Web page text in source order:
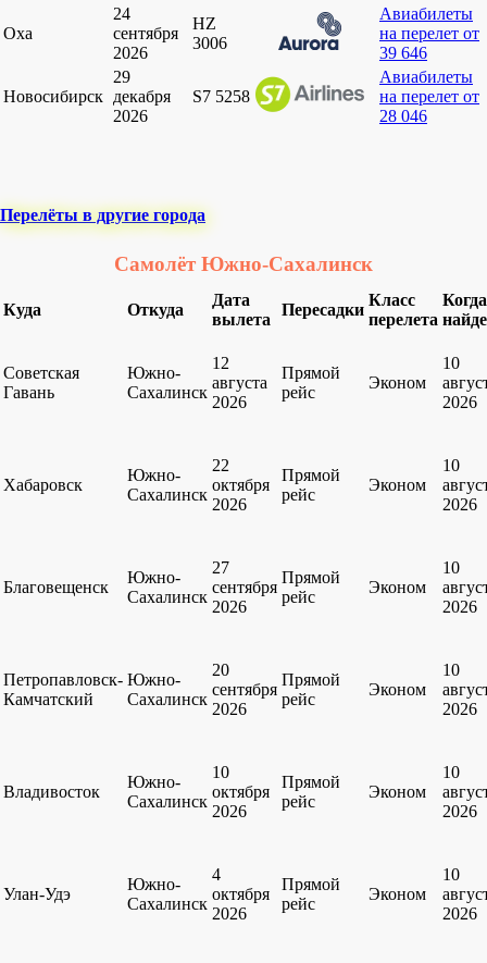
Оха
24
сентября
2026
HZ
3006
Авиабилеты
на перелет от
39 646
Новосибирск
29
декабря
2026
S7 5258
Авиабилеты
на перелет от
28 046
Перелёты в другие города
Самолёт Южно-Сахалинск
Куда Откуда
Дата
вылета
Пересадки
Класс
перелета
Когда
Советская
Гавань
Южно-
Сахалинск
12
августа
2026
Прямой
рейс
Эконом
10
2026
Хабаровск
Южно-
Сахалинск
22
октября
2026
Прямой
рейс
Эконом
10
2026
Благовещенск
Южно-
Сахалинск
27
сентября
2026
Прямой
рейс
Эконом
10
2026
Петропавловск-
Камчатский
Южно-
Сахалинск
20
сентября
2026
Прямой
рейс
Эконом
10
2026
Владивосток
Южно-
Сахалинск
10
октября
2026
Прямой
рейс
Эконом
10
2026
Улан-Удэ
Южно-
Сахалинск
4
октября
2026
Прямой
рейс
Эконом
10
2026